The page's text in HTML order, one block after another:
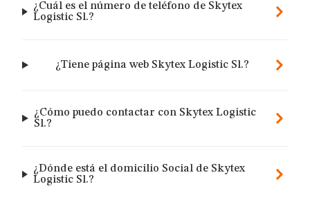
¿Cuál es el número de teléfono de Skytex
Logistic Sl.?
¿Tiene página web Skytex Logistic Sl.?
¿Cómo puedo contactar con Skytex Logistic
Sl.?
¿Dónde está el domicilio Social de Skytex
Logistic Sl.?